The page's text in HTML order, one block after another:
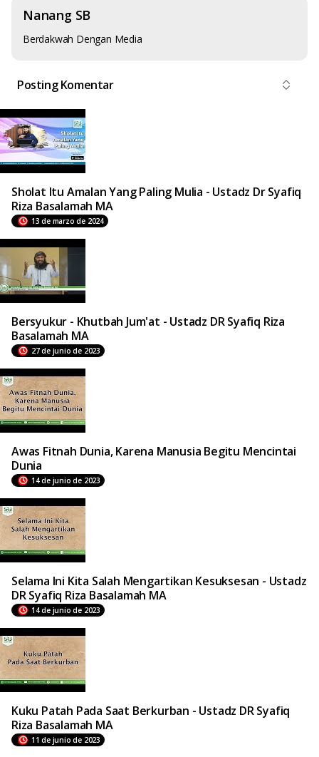
Nanang SB
Berdakwah Dengan Media
Posting Komentar
Sholat Itu Amalan Yang Paling Mulia - Ustadz Dr Syafiq
Riza Basalamah MA
13 de marzo de 2024
Bersyukur - Khutbah Jum'at - Ustadz DR Syafiq Riza
Basalamah MA
27 de junio de 2023
Awas Fitnah Dunia, Karena Manusia Begitu Mencintai
Dunia
14 de junio de 2023
Selama Ini Kita Salah Mengartikan Kesuksesan - Ustadz
DR Syafiq Riza Basalamah MA
14 de junio de 2023
Kuku Patah Pada Saat Berkurban - Ustadz DR Syafiq
Riza Basalamah MA
11 de junio de 2023